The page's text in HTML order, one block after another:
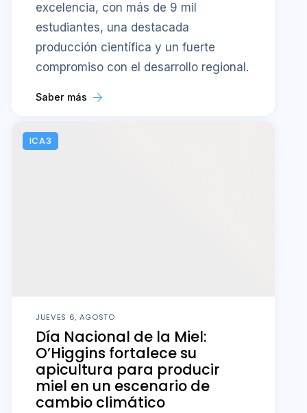
excelencia, con más de 9 mil
estudiantes, una destacada
producción científica y un fuerte
compromiso con el desarrollo regional.
Saber más
ICA3
JUEVES 6, AGOSTO
Día Nacional de la Miel:
O’Higgins fortalece su
apicultura para producir
miel en un escenario de
cambio climático